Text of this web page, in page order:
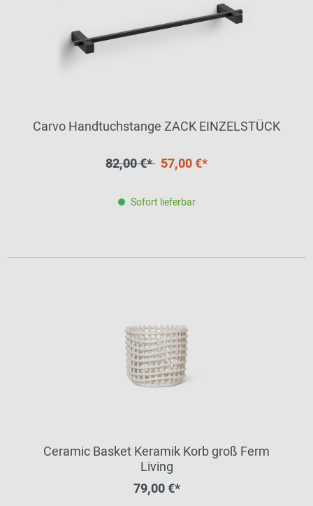
Carvo Handtuchstange ZACK EINZELSTÜCK
82,00 €* 57,00 €*
Sofort lieferbar
Ceramic Basket Keramik Korb groß Ferm
Living
79,00 €*